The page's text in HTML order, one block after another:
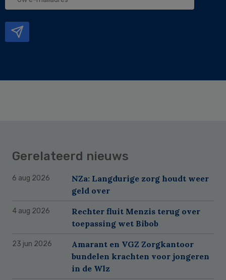
Gerelateerd nieuws
6 aug 2026
NZa: Langdurige zorg houdt weer
geld over
4 aug 2026
Rechter fluit Menzis terug over
toepassing wet Bibob
23 jun 2026
Amarant en VGZ Zorgkantoor
bundelen krachten voor jongeren
in de Wlz